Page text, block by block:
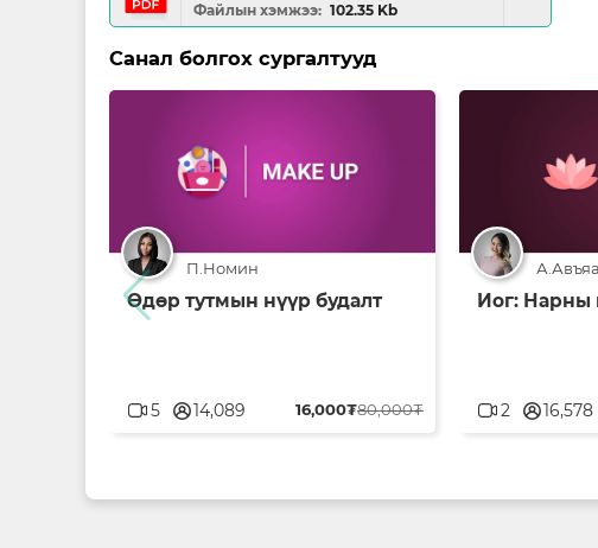
Файлын хэмжээ
102.35 Kb
Санал болгох сургалтууд
П.Номин
Өдөр тутмын нүүр будалт
16,000₮80,000₮
5 userblank14,089
Иог: Нарны
2 userblank16,578